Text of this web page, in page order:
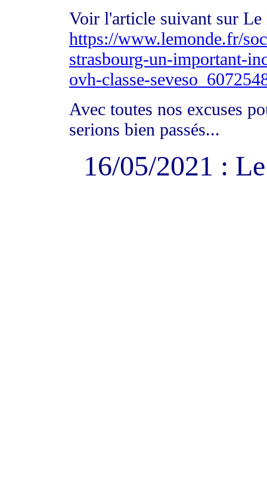
Voir l'article suivant sur
https://www.lemonde.fr/
strasbourg-un-important-
ovh-classe-
Avec toutes nos excuses
serions bien passés...
16/05/2021 :